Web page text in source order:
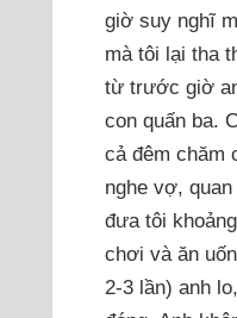
giờ suy nghĩ
mà tôi lại tha
từ trước giờ
con quấn ba.
cả đêm chăm
nghe vợ,
đưa tôi
chơi và ăn
2-3 lần) anh